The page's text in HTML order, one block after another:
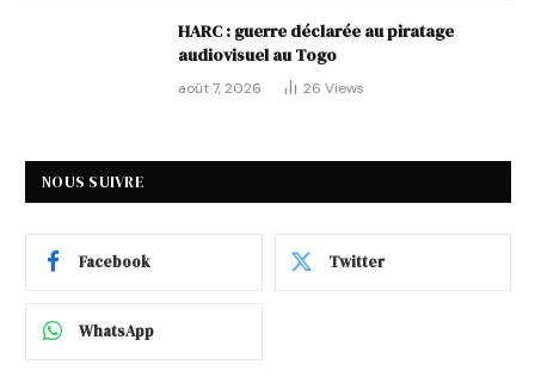
HARC : guerre déclarée au piratage
audiovisuel au Togo
août 7, 2026 26 Views
NOUS SUIVRE
Facebook Twitter
WhatsApp